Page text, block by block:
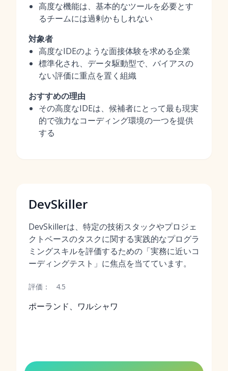
高度な機能は、基本的なツールを必要とす
るチームには過剰かもしれない
対象者
高度なIDEのような面接体験を求める企業
標準化され、データ駆動型で、バイアスの
ない評価に重点を置く組織
おすすめの理由
その高度なIDEは、候補者にとって最も現実
的で強力なコーディング環境の一つを提供
する
DevSkiller
DevSkillerは、特定の技術スタックやプロジェ
クトベースのタスクに関する実践的なプログラ
ミングスキルを評価するための「実務に近いコ
ーディングテスト」に焦点を当てています。
評価： 4.5
ポーランド、ワルシャワ